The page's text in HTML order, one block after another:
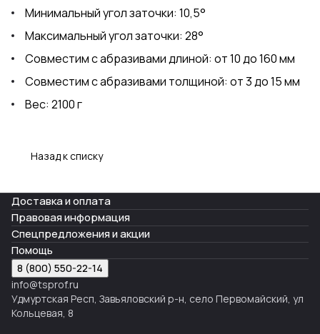
Минимальный угол заточки: 10,5°
Максимальный угол заточки: 28°
Совместим с абразивами длиной: от 10 до 160 мм
Совместим с абразивами толщиной: от 3 до 15 мм
Вес: 2100 г
Назад к списку
Доставка и оплата
Правовая информация
Спецпредложения и акции
Помощь
8 (800) 550-22-14
info@tsprof.ru
Удмуртская Респ, Завьяловский р-н, село Первомайский, ул
Кольцевая, 8